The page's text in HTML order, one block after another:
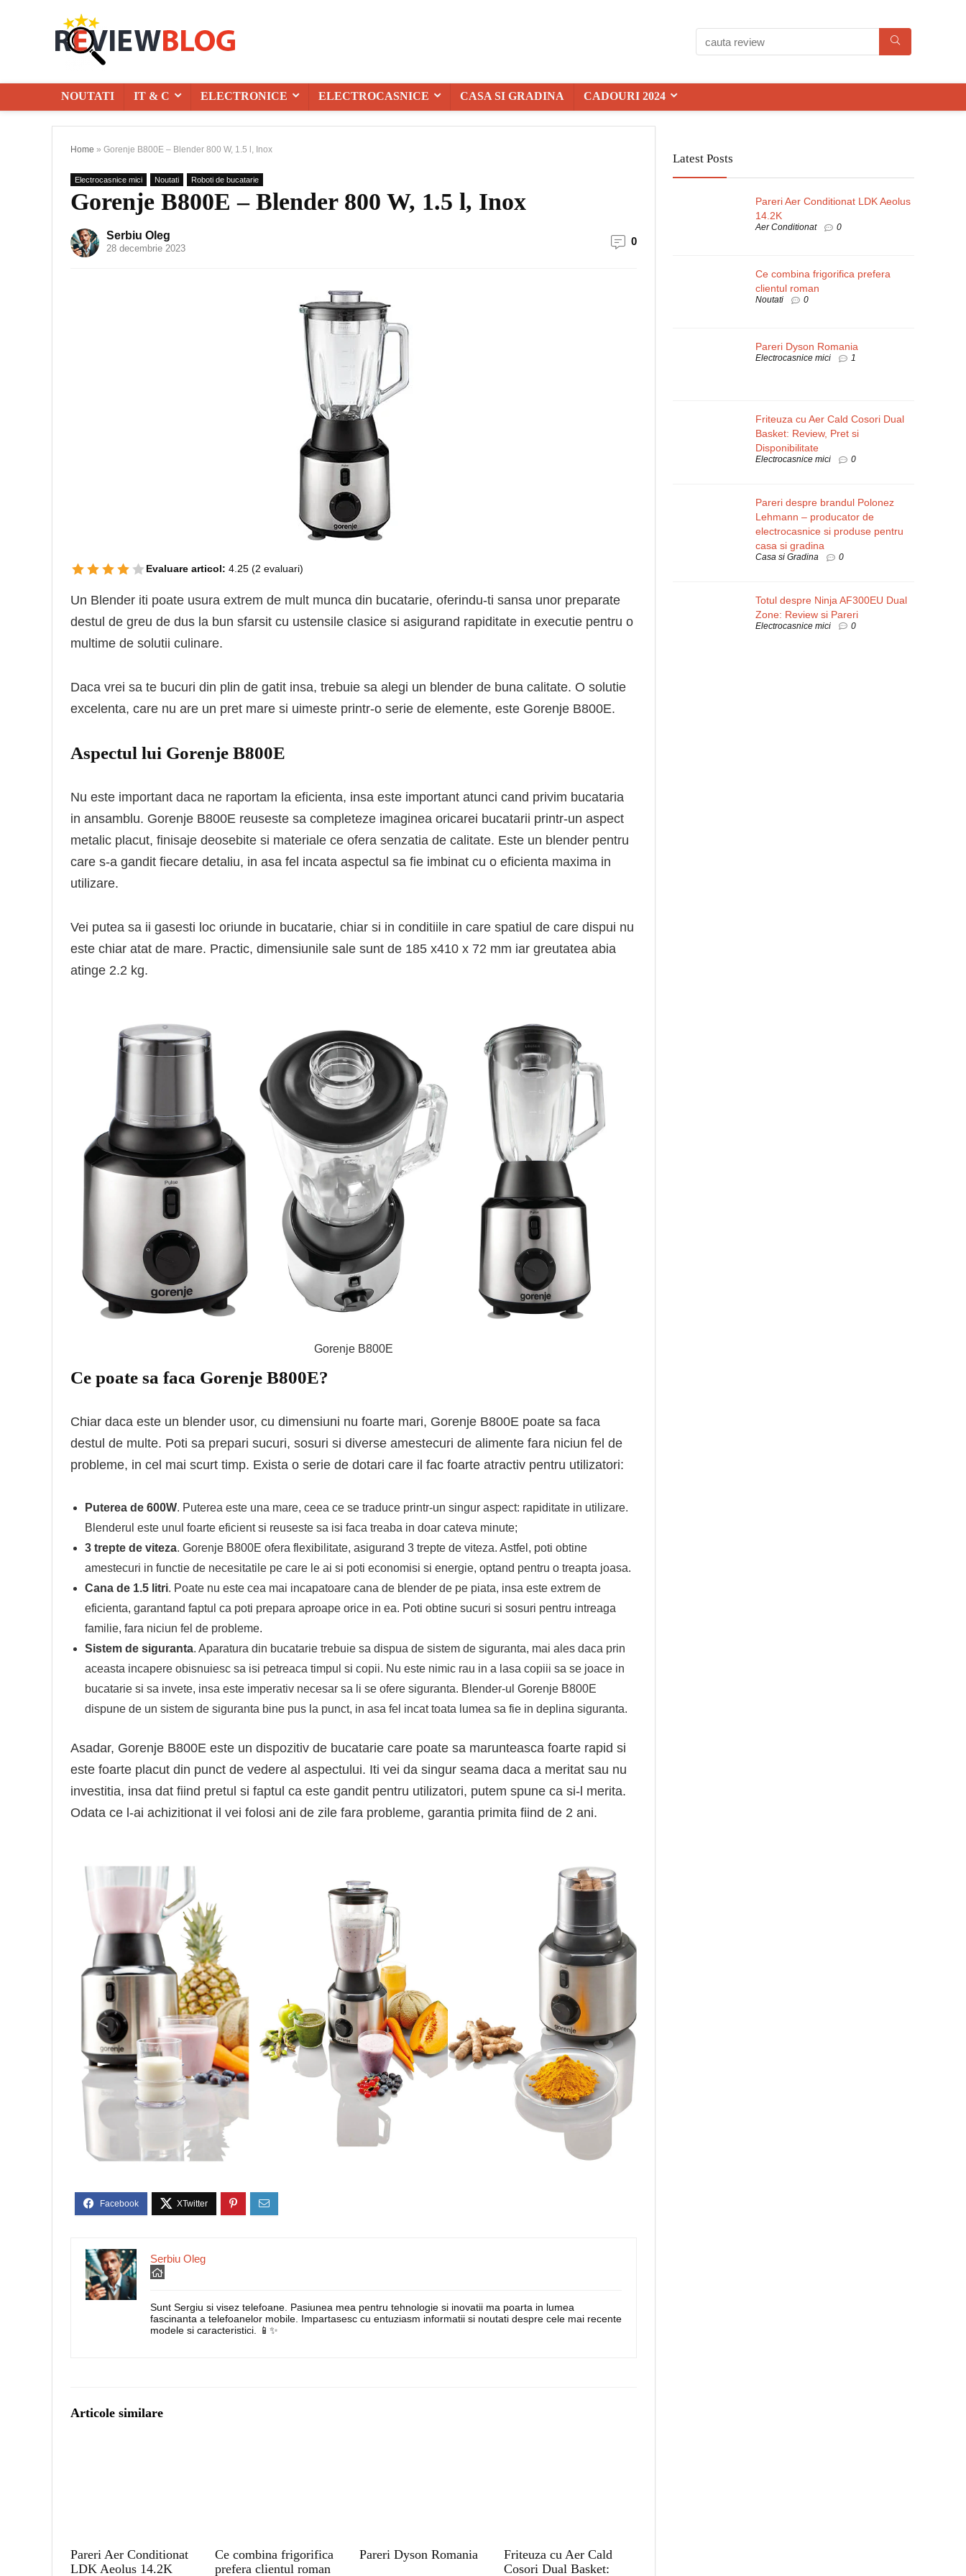
NOUTATI IT & C ELECTRONICE ELECTROCASNICE CASA SI GRADINA CADOURI 2024
Home » Gorenje B800E – Blender 800 W, 1.5 l, Inox
Electrocasnice mici Noutati Roboti de bucatarie
Gorenje B800E – Blender 800 W, 1.5 l, Inox
Serbiu Oleg
28 decembrie 2023
0
Evaluare articol: 4.25 (2 evaluari)
Un Blender iti poate usura extrem de mult munca din bucatarie, oferindu-ti sansa unor preparate
destul de greu de dus la bun sfarsit cu ustensile clasice si asigurand rapiditate in executie pentru o
multime de solutii culinare.
Daca vrei sa te bucuri din plin de gatit insa, trebuie sa alegi un blender de buna calitate. O solutie
excelenta, care nu are un pret mare si uimeste printr-o serie de elemente, este Gorenje B800E.
Aspectul lui Gorenje B800E
Nu este important daca ne raportam la eficienta, insa este important atunci cand privim bucataria
in ansamblu. Gorenje B800E reuseste sa completeze imaginea oricarei bucatarii printr-un aspect
metalic placut, finisaje deosebite si materiale ce ofera senzatia de calitate. Este un blender pentru
care s-a gandit fiecare detaliu, in asa fel incata aspectul sa fie imbinat cu o eficienta maxima in
utilizare.
Vei putea sa ii gasesti loc oriunde in bucatarie, chiar si in conditiile in care spatiul de care dispui nu
este chiar atat de mare. Practic, dimensiunile sale sunt de 185 x410 x 72 mm iar greutatea abia
atinge 2.2 kg.
Gorenje B800E
Ce poate sa faca Gorenje B800E?
Chiar daca este un blender usor, cu dimensiuni nu foarte mari, Gorenje B800E poate sa faca
destul de multe. Poti sa prepari sucuri, sosuri si diverse amestecuri de alimente fara niciun fel de
probleme, in cel mai scurt timp. Exista o serie de dotari care il fac foarte atractiv pentru utilizatori:
Puterea de 600W. Puterea este una mare, ceea ce se traduce printr-un singur aspect: rapiditate in utilizare.
Blenderul este unul foarte eficient si reuseste sa isi faca treaba in doar cateva minute;
3 trepte de viteza. Gorenje B800E ofera flexibilitate, asigurand 3 trepte de viteza. Astfel, poti obtine
amestecuri in functie de necesitatile pe care le ai si poti economisi si energie, optand pentru o treapta joasa.
Cana de 1.5 litri. Poate nu este cea mai incapatoare cana de blender de pe piata, insa este extrem de
eficienta, garantand faptul ca poti prepara aproape orice in ea. Poti obtine sucuri si sosuri pentru intreaga
familie, fara niciun fel de probleme.
Sistem de siguranta. Aparatura din bucatarie trebuie sa dispua de sistem de siguranta, mai ales daca prin
aceasta incapere obisnuiesc sa isi petreaca timpul si copii. Nu este nimic rau in a lasa copiii sa se joace in
bucatarie si sa invete, insa este imperativ necesar sa li se ofere siguranta. Blender-ul Gorenje B800E
dispune de un sistem de siguranta bine pus la punct, in asa fel incat toata lumea sa fie in deplina siguranta.
Asadar, Gorenje B800E este un dispozitiv de bucatarie care poate sa marunteasca foarte rapid si
este foarte placut din punct de vedere al aspectului. Iti vei da singur seama daca a meritat sau nu
investitia, insa dat fiind pretul si faptul ca este gandit pentru utilizatori, putem spune ca si-l merita.
Odata ce l-ai achizitionat il vei folosi ani de zile fara probleme, garantia primita fiind de 2 ani.
Serbiu Oleg
Sunt Sergiu si visez telefoane. Pasiunea mea pentru tehnologie si inovatii ma poarta in lumea
fascinanta a telefoanelor mobile. Impartasesc cu entuziasm informatii si noutati despre cele mai recente
modele si caracteristici. 📱✨
Articole similare
Pareri Aer Conditionat
LDK Aeolus 14.2K
Ce combina frigorifica
prefera clientul roman
Pareri Dyson Romania
Friteuza cu Aer Cald
Cosori Dual Basket:
Latest Posts
Pareri Aer Conditionat LDK Aeolus
14.2K
Aer Conditionat 0
Ce combina frigorifica prefera
clientul roman
Noutati 0
Pareri Dyson Romania
Electrocasnice mici 1
Friteuza cu Aer Cald Cosori Dual
Basket: Review, Pret si
Disponibilitate
Electrocasnice mici 0
Pareri despre brandul Polonez
Lehmann – producator de
electrocasnice si produse pentru
casa si gradina
Casa si Gradina 0
Totul despre Ninja AF300EU Dual
Zone: Review si Pareri
Electrocasnice mici 0